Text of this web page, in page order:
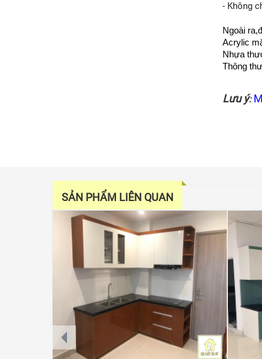
- Không
Ngoài
Acrylic
Nhựa
Thông
Lưu ý:
SẢN PHẨM LIÊN QUAN
prev